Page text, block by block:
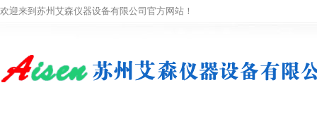
欢迎来到苏州艾森仪器设备有限公司官方网站！